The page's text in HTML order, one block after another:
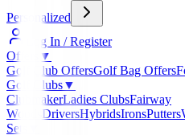
Personalized
Log In / Register
Offers
▼
Golf Club OffersGolf Bag Offers
Golf Clubs▼
ClubmakerLadies ClubsFairway
Woods
DriversHybridsIronsPutters
Sets